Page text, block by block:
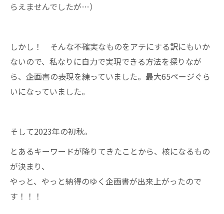
らえませんでしたが…）
しかし！ そんな不確実なものをアテにする訳にもいか
ないので、私なりに自力で実現できる方法を探りなが
ら、企画書の表現を練っていました。最大65ページぐら
いになっていました。
そして2023年の初秋。
とあるキーワードが降りてきたことから、核になるもの
が決まり、
やっと、やっと納得のゆく企画書が出来上がったので
す！！！